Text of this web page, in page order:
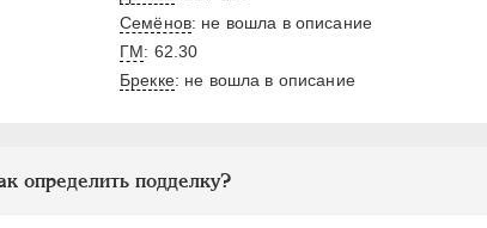
Семёнов: не вошла в описание
ГМ: 62.30
Брекке: не вошла в описание
определить подделку?